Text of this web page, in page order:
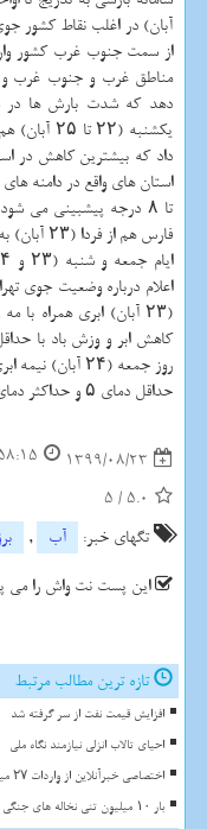
آبان) در اغلب نقاط کشور
مناطق غرب و جنوب غرب و
دهد که شدت بارش ها در
یکشنبه
داد که بیشترین کاهش در
اعلام درباره وضعیت جوی
(۲۳ آبان) ابری همراه
روز جمعه (۲۴
حداقل دمای ۵ و حداکثر دمای ۱۶ درجه سانتیگراد پیشبینی می شود.
1399/08/23
5.0
/
5
تگهای خبر:
آب ,
این پست نت واش را می
تازه ترین مطالب مرتبط
افزایش قیمت نفت از سر گرفته شد
احیای تالاب انزلی نیازمند نگاه ملی
اختصاصی خبرآنلاین از واردات ۲۷ میلیون لیتری تا برگشت ناترازی
بار ۱۰ میلیون تنی نخاله های جنگی تهران بر دوش شهرداری!